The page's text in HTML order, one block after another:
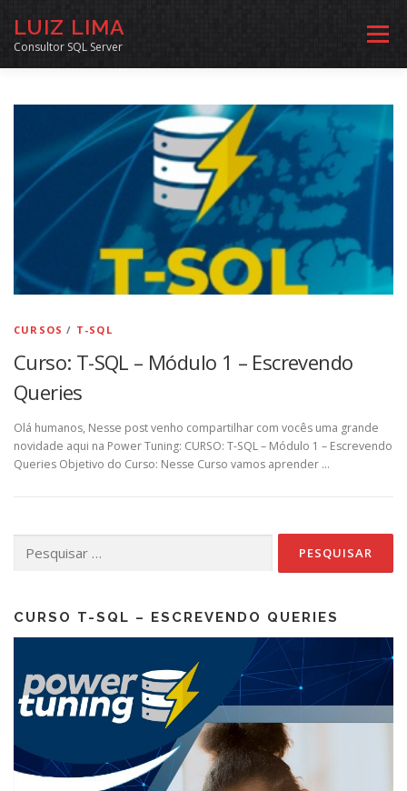
LUIZ LIMA
Consultor SQL Server
Menu
MENTORIA SQL CURSOS EXERCÍCIOS SQL
INÍCIO ARQUIVO LINKS COMUNIDADE
CONTATO
CURSOS / T-SQL
Curso: T-SQL – Módulo 1 – Escrevendo
Queries
Olá humanos, Nesse post venho compartilhar com vocês uma grande
novidade aqui na Power Tuning: CURSO: T-SQL – Módulo 1 – Escrevendo
Queries Objetivo do Curso: Nesse Curso vamos aprender …
por:
CURSO T-SQL – ESCREVENDO QUERIES